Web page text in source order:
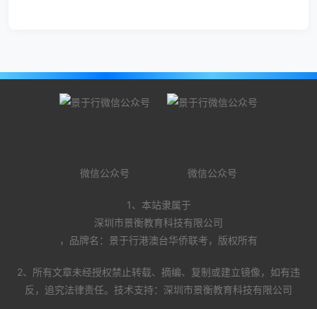
微信公众号 微信公众号
1、本站隶属于
深圳市景衡教育科技有限公司
，品牌名：景于行港澳台华侨联考，版权所有
2、所有文章未经授权禁止转载、摘编、复制或建立镜像，如有违
反，追究法律责任。技术支持：深圳市景衡教育科技有限公司